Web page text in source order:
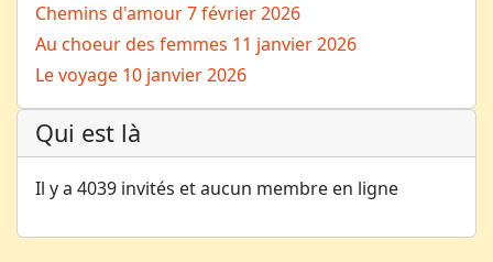
Chemins d'amour7 février 2026
Au choeur des femmes 11 janvier 2026
Le voyage 10 janvier 2026
Qui est là
Il y a 4039 invités et aucun membre en ligne